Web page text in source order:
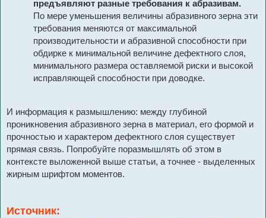
предъявляют разные требования к абразивам.
По мере уменьшения величины абразивного зерна эти
требования меняются от максимальной
производительности и абразивной способности при
обдирке к минимальной величине дефектного слоя,
минимального размера оставляемой риски и высокой
исправляющей способности при доводке.
И информация к размышлению: между глубиной
проникновения абразивного зерна в материал, его формой и
прочностью и характером дефектного слоя существует
прямая связь. Попробуйте поразмышлять об этом в
контексте выложенной выше статьи, а точнее - выделенных
жирным шрифтом моментов.
Источник: